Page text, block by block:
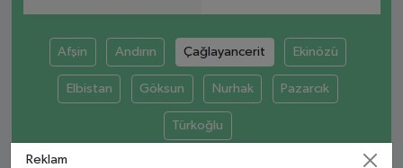
Afşin Andırın Çağlayancerit Ekinözü
Elbistan Göksun Nurhak Pazarcık
Türkoğlu
Reklam